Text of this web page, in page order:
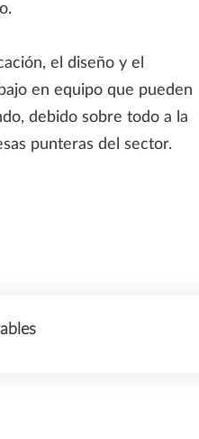
el diseño y el
en equipo que pueden
debido sobre todo a la
punteras del sector.